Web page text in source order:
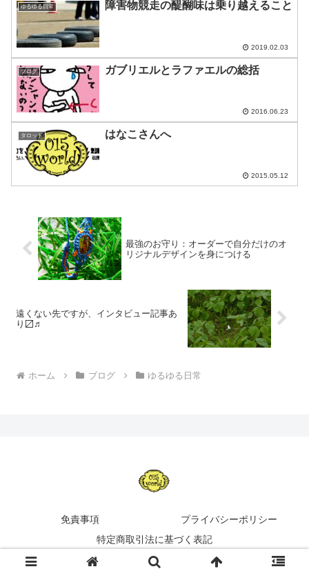
ゆるゆる日常 障害物競走の醍醐味は乗り越えること
2019.02.03
ブログ ガブリエルとラファエルの総括
2016.06.23
タロット はなこさんへ
2015.05.12
最強のお守り：オーダーで自分だけのオ
リジナルデザインを身につける
遠くない先ですが、インタビュー記事あ
り〼♬
ホーム ブログ ゆるゆる日常
免責事項
プライバシーポリシー
特定商取引法に基づく表記
Copyright © 2014-2026 015の世界 All Rights Reserved.